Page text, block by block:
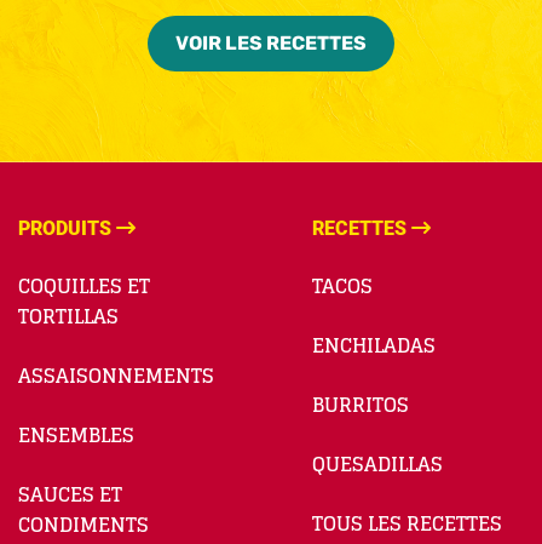
VOIR LES RECETTES
PRODUITS
COQUILLES ET
TORTILLAS
ASSAISONNEMENTS
ENSEMBLES
SAUCES ET
CONDIMENTS
RECETTES
TACOS
ENCHILADAS
BURRITOS
QUESADILLAS
TOUS LES RECETTES